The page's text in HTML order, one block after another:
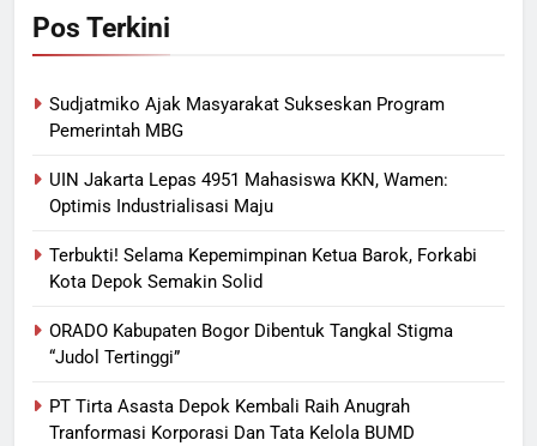
Pos Terkini
Sudjatmiko Ajak Masyarakat Sukseskan Program
Pemerintah MBG
UIN Jakarta Lepas 4951 Mahasiswa KKN, Wamen:
Optimis Industrialisasi Maju
Terbukti! Selama Kepemimpinan Ketua Barok, Forkabi
Kota Depok Semakin Solid
ORADO Kabupaten Bogor Dibentuk Tangkal Stigma
“Judol Tertinggi”
PT Tirta Asasta Depok Kembali Raih Anugrah
Tranformasi Korporasi Dan Tata Kelola BUMD